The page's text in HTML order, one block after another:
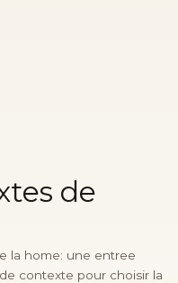
de
la home: une entree
contexte pour choisir la